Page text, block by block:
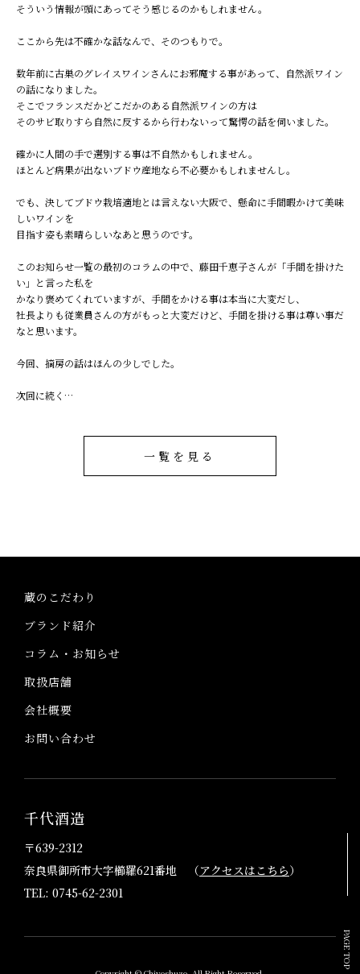
そういう情報が頭にあってそう感じるのかもしれません。
ここから先は不確かな話なんで、そのつもりで。
数年前に古巣のグレイスワインさんにお邪魔する事があって、自然派ワイン
の話になりました。
そこでフランスだかどこだかのある自然派ワインの方は
そのサビ取りすら自然に反するから行わないって驚愕の話を伺いました。
確かに人間の手で選別する事は不自然かもしれません。
ほとんど病果が出ないブドウ産地なら不必要かもしれませんし。
でも、決してブドウ栽培適地とは言えない大阪で、懸命に手間暇かけて美味
しいワインを
目指す姿も素晴らしいなあと思うのです。
このお知らせ一覧の最初のコラムの中で、藤田千恵子さんが「手間を掛けた
い」と言った私を
かなり褒めてくれていますが、手間をかける事は本当に大変だし、
社長よりも従業員さんの方がもっと大変だけど、手間を掛ける事は尊い事だ
なと思います。
今回、摘房の話はほんの少しでした。
次回に続く…
一覧を見る
蔵のこだわり
ブランド紹介
コラム・お知らせ
取扱店舗
会社概要
お問い合わせ
千代酒造
〒639-2312
奈良県御所市大字櫛羅621番地 （アクセスはこちら）
TEL: 0745-62-2301
PAGE TOP